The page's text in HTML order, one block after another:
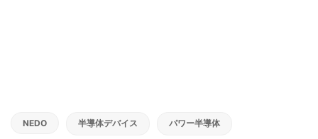
NEDO 半導体デバイス パワー半導体